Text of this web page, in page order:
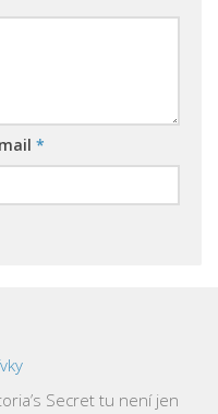
*
Secret tu není jen